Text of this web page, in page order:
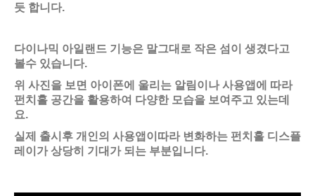
듯 합니다.
다이나믹 아일랜드 기능은 말그대로 작은 섬이 생겼다고
볼수 있습니다.
위 사진을 보면 아이폰에 울리는 알림이나 사용앱에 따라
펀치홀 공간을 활용하여 다양한 모습을 보여주고 있는데
요.
실제 출시후 개인의 사용앱이따라 변화하는 펀치홀 디스플
레이가 상당히 기대가 되는 부분입니다.